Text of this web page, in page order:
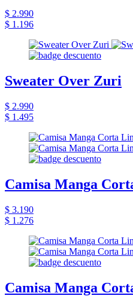
$ 2.990
$ 1.196
Sweater Over Zuri
$ 2.990
$ 1.495
Camisa Manga
$ 3.190
$ 1.276
Camisa Manga